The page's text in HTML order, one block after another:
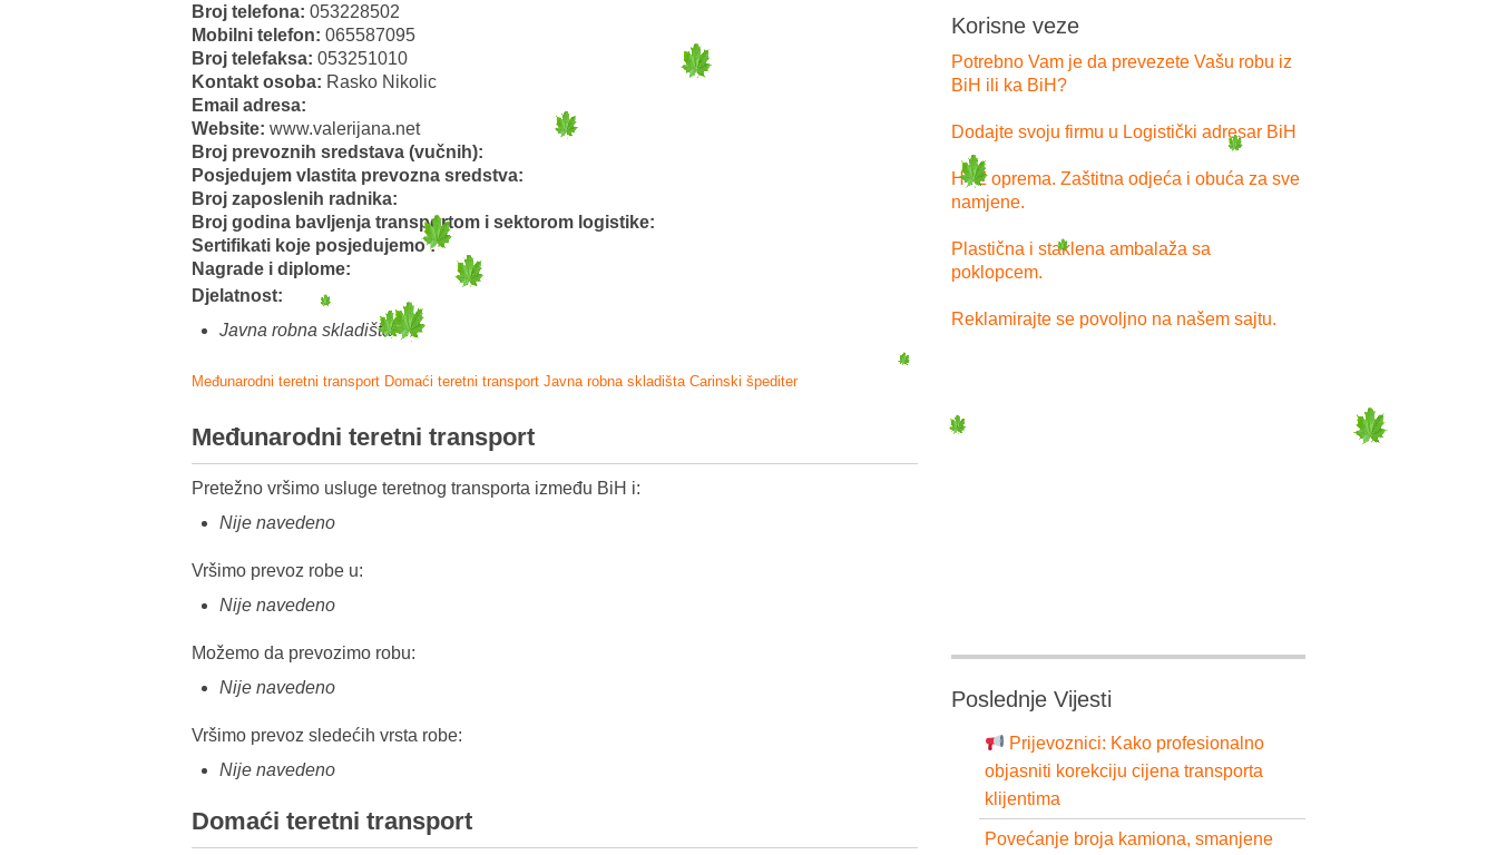
Broj telefona: 053228502
Mobilni telefon: 065587095
Broj telefaksa: 053251010
Kontakt osoba: Rasko Nikolic
Email adresa:
Website: www.valerijana.net
Broj prevoznih sredstava (vučnih):
Posjedujem vlastita prevozna sredstva:
Broj zaposlenih radnika:
Broj godina bavljenja transportom i sektorom logistike:
Sertifikati koje posjedujemo :
Nagrade i diplome:
Djelatnost:
Javna robna skladišta
Međunarodni teretni transport Domaći teretni transport Javna robna skladišta Carinski špediter
Međunarodni teretni transport
Pretežno vršimo usluge teretnog transporta između BiH i:
Nije navedeno
Vršimo prevoz robe u:
Nije navedeno
Možemo da prevozimo robu:
Nije navedeno
Vršimo prevoz sledećih vrsta robe:
Nije navedeno
Domaći teretni transport
Korisne veze
Potrebno Vam je da prevezete Vašu robu iz
BiH ili ka BiH?
Dodajte svoju firmu u Logistički adresar BiH
HTZ oprema. Zaštitna odjeća i obuća za sve
namjene.
Plastična i staklena ambalaža sa
poklopcem.
Reklamirajte se povoljno na našem sajtu.
Poslednje Vijesti
Prijevoznici: Kako profesionalno
objasniti korekciju cijena transporta
klijentima
Povećanje broja kamiona, smanjene